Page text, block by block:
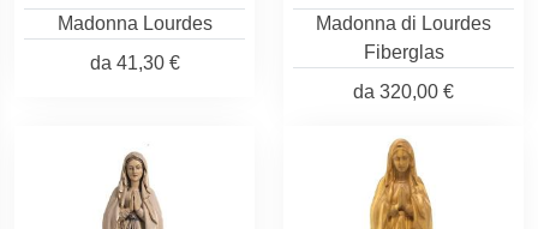
Madonna Lourdes
da 41,30 €
Madonna di Lourdes
Fiberglas
da 320,00 €